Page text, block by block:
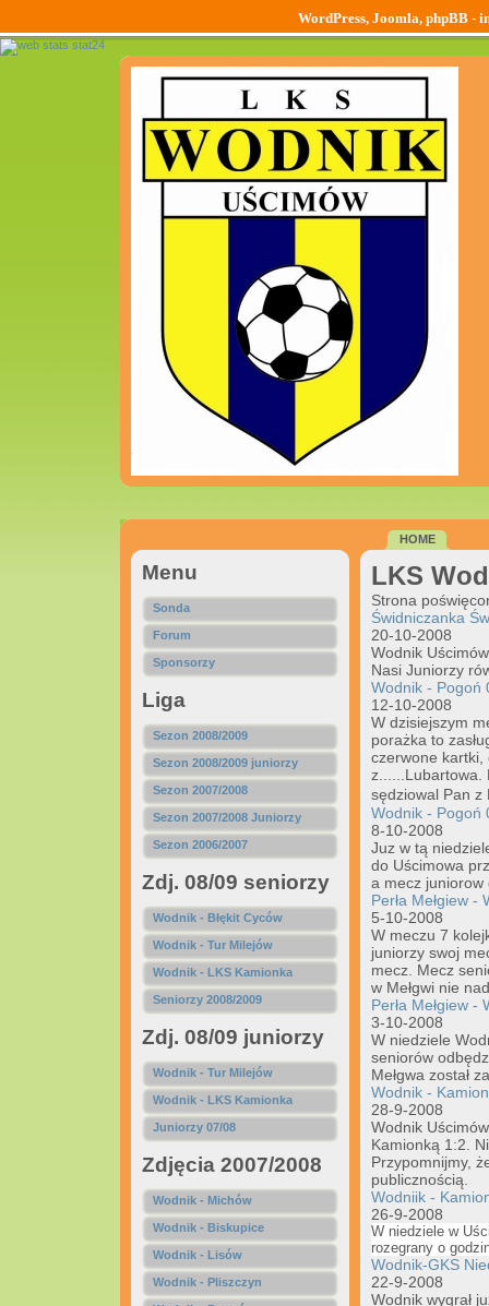
WordPress, Joomla, phpBB -
Menu
Sonda
Forum
Sponsorzy
Liga
Sezon 2008/2009
Sezon 2008/2009 juniorzy
Sezon 2007/2008
Sezon 2007/2008 Juniorzy
Sezon 2006/2007
Zdj. 08/09 seniorzy
Wodnik - Błękit Cyców
Wodnik - Tur Milejów
Wodnik - LKS Kamionka
Seniorzy 2008/2009
Zdj. 08/09 juniorzy
Wodnik - Tur Milejów
Wodnik - LKS Kamionka
Juniorzy 07/08
Zdjęcia 2007/2008
Wodnik - Michów
Wodnik - Biskupice
Wodnik - Lisów
Wodnik - Pliszczyn
HOME
LKS
Strona
Świdniczanka
20-10-2008
Wodnik
Nasi Juniorzy
Wodnik - Pogoń
12-10-2008
W dzisiejszym
porażka to
czerwone kartki,
z......Lubartowa.
sędziowal Pan
Wodnik - Pogoń
8-10-2008
Juz w tą
do Uścimowa
a mecz juniorow
Perła Mełgiew -
5-10-2008
W meczu 7
juniorzy swoj
mecz. Mecz
w Mełgwi nie
Perła Mełgiew -
3-10-2008
W niedziele
seniorów
Mełgwa został
Wodnik -
28-9-2008
Wodnik
Kamionką 1:2.
Przypomnijmy,
publicznością.
Wodniik -
26-9-2008
W niedziele w
rozegrany o
Wodnik-GKS
22-9-2008
Wodnik wygrał